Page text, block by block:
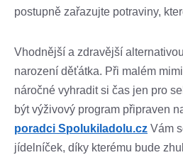
postupně zařazujte potraviny,
Vhodnější a zdravější
narození děťátka. Při malém
náročné vyhradit si čas jen pro
být výživový program připraven
poradci Spolukiladolu.cz Vám
jídelníček, díky kterému bude